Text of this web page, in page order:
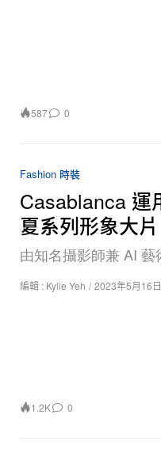
587 0
Fashion 時裝
Casablanca 運
夏系列形象大片
由知名攝影師兼 AI 藝
編輯 : Kylie Yeh / 2023年5月16日
1.2K 0